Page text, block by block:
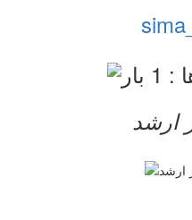
ارشد